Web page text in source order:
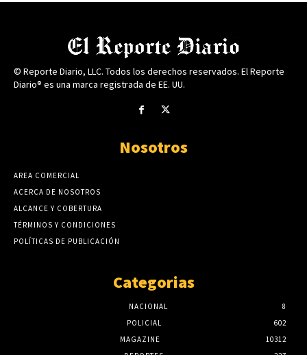
© Reporte Diario, LLC. Todos los derechos reservados. El Reporte
Diario® es una marca registrada de EE. UU.
Nosotros
AREA COMERCIAL
ACERCA DE NOSOTROS
ALCANCE Y COBERTURA
TÉRMINOS Y CONDICIONES
POLÍTICAS DE PUBLICACIÓN
Categorias
NACIONAL
8
POLICIAL
602
MAGAZINE
10312